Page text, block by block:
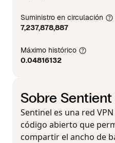
Suministro en circulación
7,237,878,887
Máximo histórico
0.04816132
Sobre Sentient
Sentinel es una red
código abierto que
compartir el ancho de